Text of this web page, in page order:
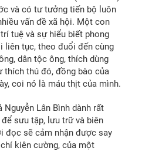
và có tư tưởng tiến bộ luôn
vấn đề xã hội. Một con
tuệ và sự hiểu biết phong
liên tục, theo đuổi đến cùng
dân tộc ông, thích dùng
thú đó, đồng bào của
coi nó là máu thịt của mình.
Lân Bình dành rất
sưu tập, lưu trữ và biên
đọc sẽ cảm nhận được say
kiên cường, của một